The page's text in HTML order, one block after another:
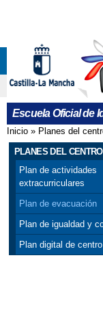
Escuela Oficial de
Se
Inicio » Planes del
PLANES DEL CENTRO
Plan de actividades
extracurriculares
Plan de evacuación
Plan de igualdad y
Plan digital de centro